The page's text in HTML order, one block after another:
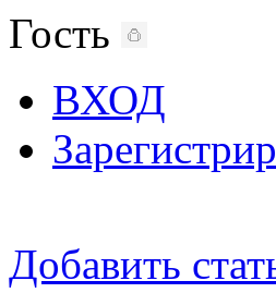
Гость
ВХОД
Добавить